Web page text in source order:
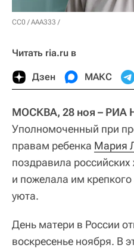
CC0 /AAA333 /
Читать ria.ru в
Дзен МАКС
МОСКВА, 28 ноя – РИА
Уполномоченный при
правам ребенка Мария
поздравила
и пожелала им
уюта.
День матери в России
воскресенье ноября. В